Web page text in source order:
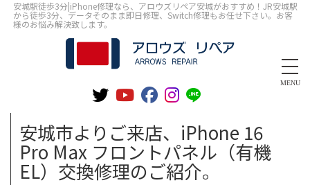
安城駅徒歩3分|iPhone修理なら、アロウズリペア安城がおすすめ！JR安城駅
から徒歩3分、データそのまま即日修理、Switch修理もお任せ下さい。お客
様のお悩み解決致します。
MENU
安城市よりご来店、iPhone 16
Pro Max フロントパネル（有機
EL）交換修理のご紹介。